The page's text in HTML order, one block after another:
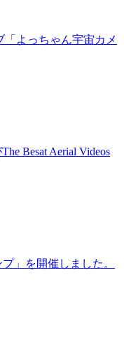
「よっちゃん宇宙カメ
Besat Aerial Videos
」を開催しました。